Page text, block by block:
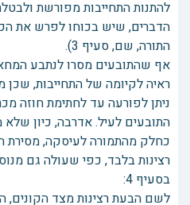
להתנות התחייבות מפורשת
הדברים, שיש בכוחו לפרש את
התורה, שם, סעיף 3).
ראיה לקיומה של התחייבות,
ניתן לפורעה עד לחתימת חוזה
התובעים לעיל. אדרבה, כיון
כחלק מהתמורה לעיסקה,
רצינות בלבד, כפי שעולה גם
בסעיף 4:
לשם הבעת רצינות מצד הקונים,